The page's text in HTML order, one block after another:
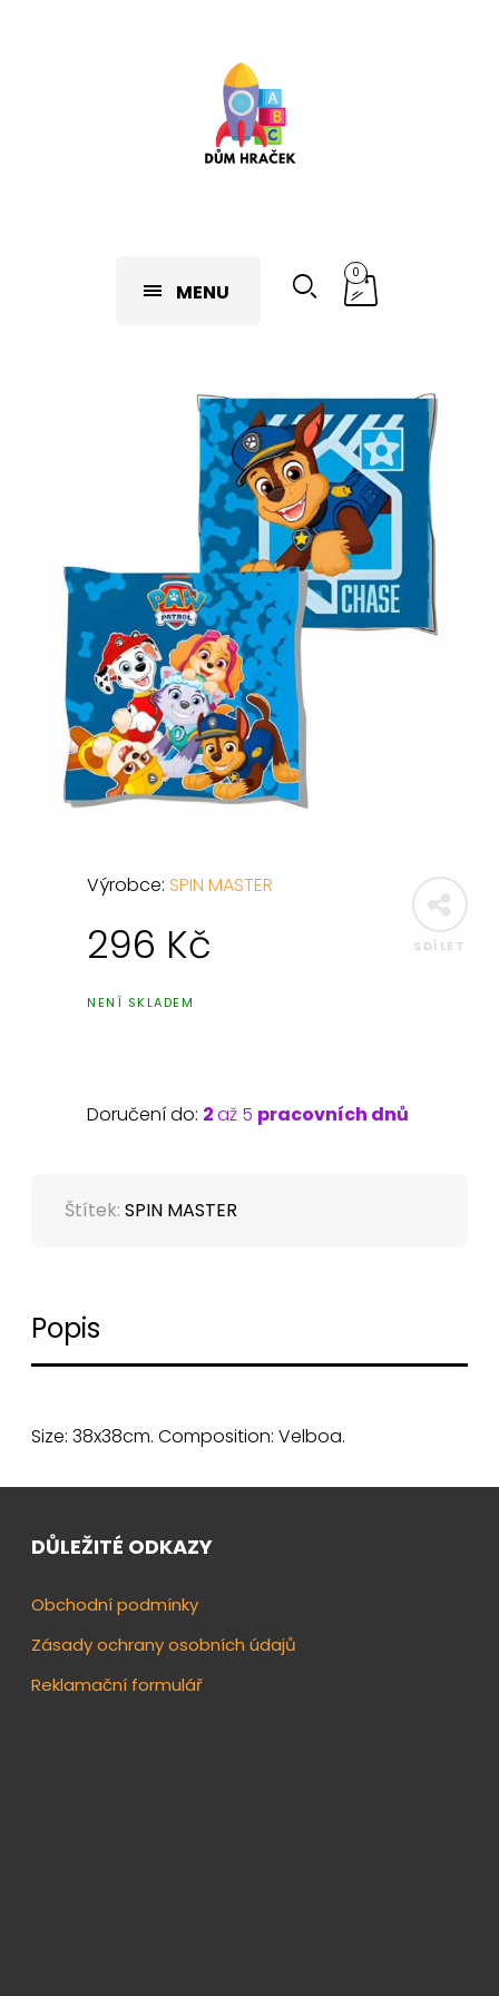
MENU
0
SDÍLET
Výrobce: SPIN MASTER
296 Kč
NENÍ SKLADEM
Doručení do: 2až 5 pracovních dnů
Štítek:SPIN MASTER
Popis
Size: 38x38cm. Composition: Velboa.
DŮLEŽITÉ ODKAZY
Obchodní podmínky
Zásady ochrany osobních údajů
Reklamační formulář